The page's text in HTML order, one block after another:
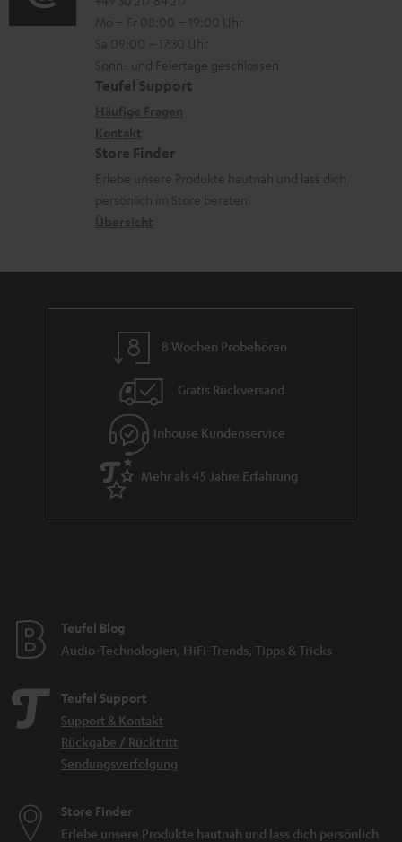
d
e
n
i
o
n
e
r
r
a
-
L
e
k
o
n
t
a
d
a
n
Mo – Fr 08:00 – 19:00 Uhr
Sa 09:00 – 17:30 Uhr
Sonn- und Feiertage geschlossen
Teufel Support
Store Finder
Erlebe unsere Produkte hautnah und lass dich
persönlich im Store beraten.
8 Wochen Probehören
Gratis Rückversand
Inhouse Kundenservice
Mehr als 45 Jahre Erfahrung
Teufel Blog
Audio-Technologien, HiFi-Trends, Tipps & Tricks
Teufel Support
Support & Kontakt
Rückgabe / Rücktritt
Sendungsverfolgung
Store Finder
Erlebe unsere Produkte hautnah und lass dich persönlich